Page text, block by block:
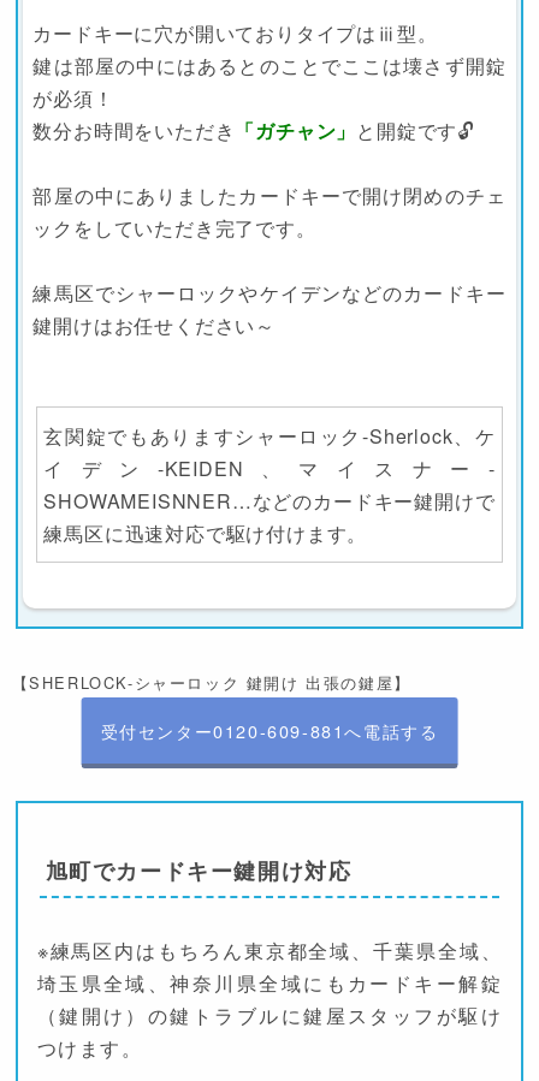
カードキーに穴が開いておりタイプはⅲ型。
鍵は部屋の中にはあるとのことでここは壊さず開錠
が必須！
数分お時間をいただき 「ガチャン」 と開錠です🔓
部屋の中にありましたカードキーで開け閉めのチェ
ックをしていただき完了です。
練馬区でシャーロックやケイデンなどのカードキー
鍵開けはお任せください～
玄関錠でもありますシャーロック-Sherlock、ケ
イデン-KEIDEN、マイスナー-
SHOWAMEISNNER…などのカードキー鍵開けで
練馬区に迅速対応で駆け付けます。
【SHERLOCK-シャーロック 鍵開け 出張の鍵屋】
受付センター0120-609-881へ電話する
旭町でカードキー鍵開け対応
※練馬区内はもちろん東京都全域、千葉県全域、
埼玉県全域、神奈川県全域にもカードキー解錠
（鍵開け）の鍵トラブルに鍵屋スタッフが駆け
つけます。